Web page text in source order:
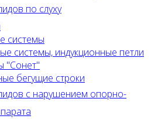
по слуху
системы
системы, индукционные петли
"Сонет"
бегущие строки
с нарушением опорно-